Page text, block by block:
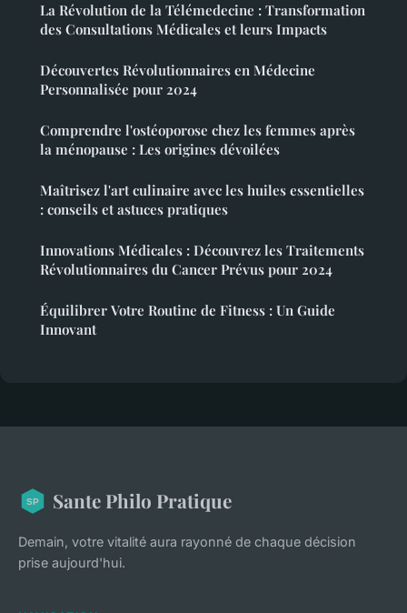
La Révolution de la Télémedecine : Transformation
des Consultations Médicales et leurs Impacts
Découvertes Révolutionnaires en Médecine
Personnalisée pour 2024
Comprendre l'ostéoporose chez les femmes après
la ménopause : Les origines dévoilées
Maîtrisez l'art culinaire avec les huiles essentielles
: conseils et astuces pratiques
Innovations Médicales : Découvrez les Traitements
Révolutionnaires du Cancer Prévus pour 2024
Équilibrer Votre Routine de Fitness : Un Guide
Innovant
Sante Philo Pratique
Demain, votre vitalité aura rayonné de chaque décision
prise aujourd'hui.